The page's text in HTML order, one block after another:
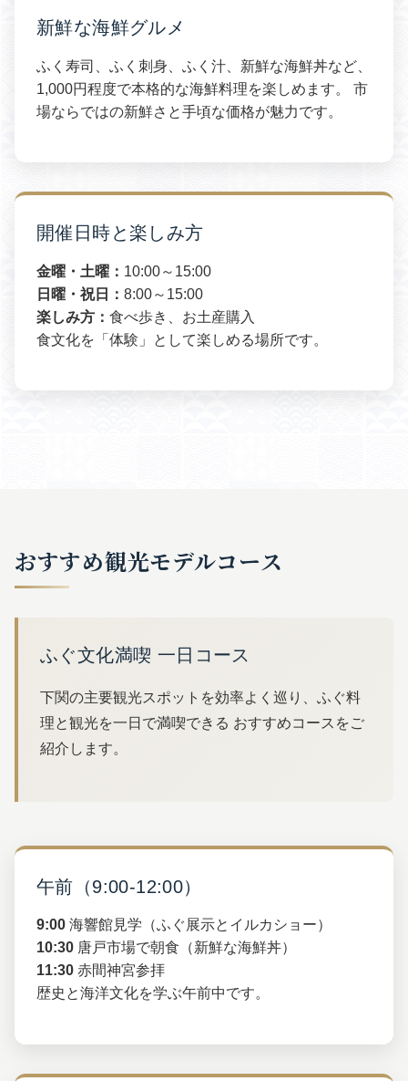
新鮮な海鮮グルメ
ふく寿司、ふく刺身、ふく汁、新鮮な海鮮丼など、
1,000円程度で本格的な海鮮料理を楽しめます。 市
場ならではの新鮮さと手頃な価格が魅力です。
開催日時と楽しみ方
金曜・土曜： 10:00～15:00
日曜・祝日： 8:00～15:00
楽しみ方： 食べ歩き、お土産購入
食文化を「体験」として楽しめる場所です。
おすすめ観光モデルコース
ふぐ文化満喫 一日コース
下関の主要観光スポットを効率よく巡り、ふぐ料
理と観光を一日で満喫できる おすすめコースをご
紹介します。
午前（9:00-12:00）
9:00 海響館見学（ふぐ展示とイルカショー）
10:30 唐戸市場で朝食（新鮮な海鮮丼）
11:30 赤間神宮参拝
歴史と海洋文化を学ぶ午前中です。